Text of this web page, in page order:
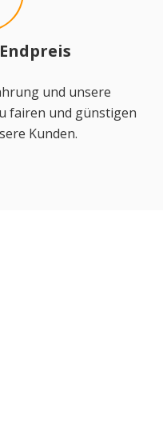
und unsere
fairen und günstigen
Kunden.